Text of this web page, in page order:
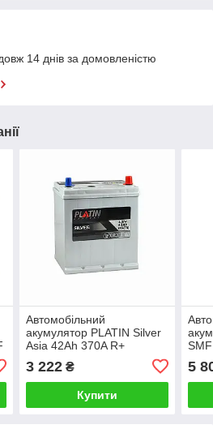
14 днів за домовленістю
Автомобільний
акумулятор PLATIN Silver
Asia 42Ah 370A R+
3 222₴
Купити
5